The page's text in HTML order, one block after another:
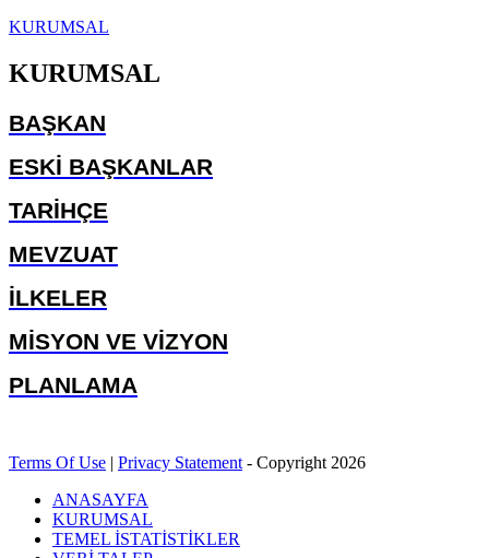
KURUMSAL
KURUMSAL
BAŞKAN
ESKİ BAŞKANLAR
TARİHÇE
MEVZUAT
İLKELER
MİSYON VE VİZYON
PLANLAMA
Terms Of Use | Privacy Statement - Copyright 2026
ANASAYFA
KURUMSAL
TEMEL İSTATİSTİKLER